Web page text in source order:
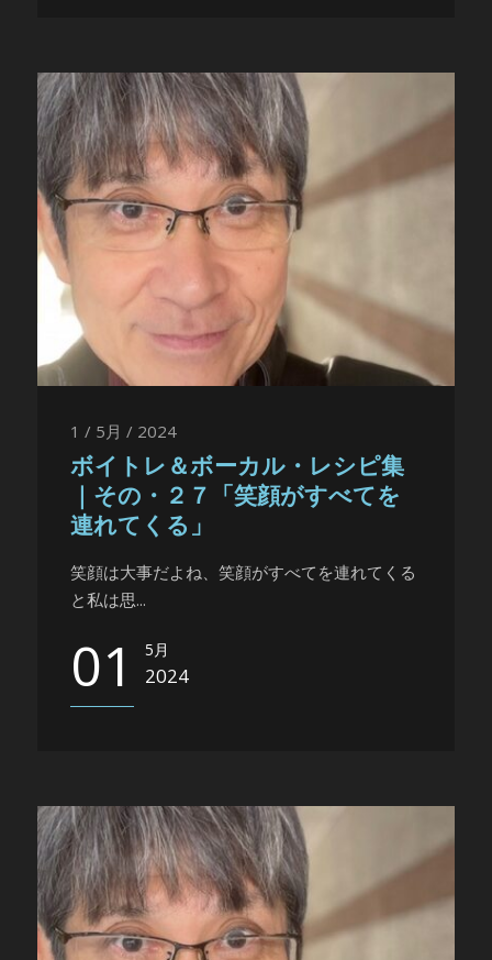
1 / 5月 / 2024
ボイトレ＆ボーカル・レシピ集
｜その・２７「笑顔がすべてを
連れてくる」
笑顔は大事だよね、笑顔がすべてを連れてくる
と私は思...
01 5月
2024